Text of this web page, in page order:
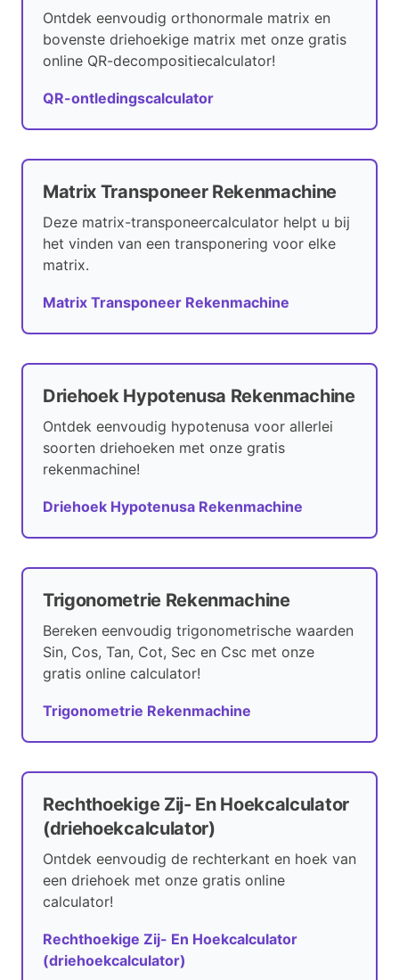
Ontdek eenvoudig orthonormale matrix en
bovenste driehoekige matrix met onze gratis
online QR-decompositiecalculator!
QR-ontledingscalculator
Matrix Transponeer Rekenmachine
Deze matrix-transponeercalculator helpt u bij
het vinden van een transponering voor elke
matrix.
Matrix Transponeer Rekenmachine
Driehoek Hypotenusa Rekenmachine
Ontdek eenvoudig hypotenusa voor allerlei
soorten driehoeken met onze gratis
rekenmachine!
Driehoek Hypotenusa Rekenmachine
Trigonometrie Rekenmachine
Bereken eenvoudig trigonometrische waarden
Sin, Cos, Tan, Cot, Sec en Csc met onze
gratis online calculator!
Trigonometrie Rekenmachine
Rechthoekige Zij- En Hoekcalculator
(driehoekcalculator)
Ontdek eenvoudig de rechterkant en hoek van
een driehoek met onze gratis online
calculator!
Rechthoekige Zij- En Hoekcalculator
(driehoekcalculator)